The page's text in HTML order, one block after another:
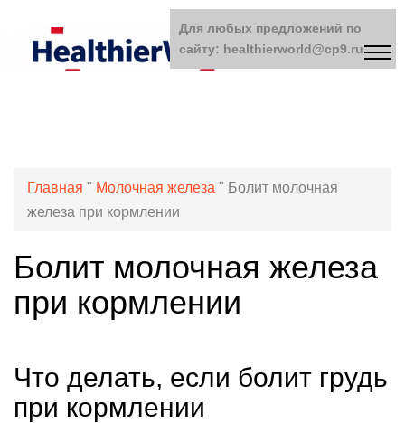
Главная " Молочная железа " Болит молочная
железа при кормлении
Болит молочная железа
при кормлении
Что делать, если болит грудь
при кормлении
Для любых предложений по
сайту: healthierworld@cp9.ru